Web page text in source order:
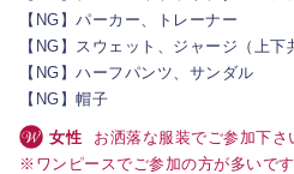
【NG】パーカー、トレーナー
【NG】スウェット、ジャージ（上下
【NG】ハーフパンツ、サンダル
【NG】帽子
女性
お洒落な服装でご参加下さ
※ワンピースでご参加の方が多いです